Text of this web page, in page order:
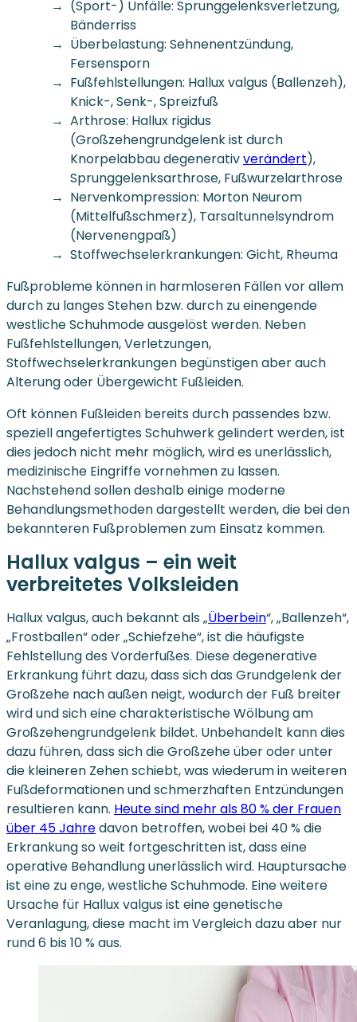
(Sport-) Unfälle: Sprunggelenksverletzung,
Bänderriss
Überbelastung: Sehnenentzündung,
Fersensporn
Fußfehlstellungen: Hallux valgus (Ballenzeh),
Knick-, Senk-, Spreizfuß
Arthrose: Hallux rigidus
(Großzehengrundgelenk ist durch
Knorpelabbau degenerativverändert),
Sprunggelenksarthrose, Fußwurzelarthrose
Nervenkompression: Morton Neurom
(Mittelfußschmerz), Tarsaltunnelsyndrom
(Nervenengpaß)
Stoffwechselerkrankungen: Gicht, Rheuma
Fußprobleme können in harmloseren Fällen vor allem
durch zu langes Stehen bzw. durch zu einengende
westliche Schuhmode ausgelöst werden. Neben
Fußfehlstellungen, Verletzungen,
Stoffwechselerkrankungen begünstigen aber auch
Alterung oder Übergewicht Fußleiden.
Oft können Fußleiden bereits durch passendes bzw.
speziell angefertigtes Schuhwerk gelindert werden, ist
dies jedoch nicht mehr möglich, wird es unerlässlich,
medizinische Eingriffe vornehmen zu lassen.
Nachstehend sollen deshalb einige moderne
Behandlungsmethoden dargestellt werden, die bei den
bekannteren Fußproblemen zum Einsatz kommen.
Hallux valgus – ein weit
verbreitetes Volksleiden
Hallux valgus, auch bekannt als „Überbein“, „Ballenzeh“,
„Frostballen“ oder „Schiefzehe“, ist die häufigste
Fehlstellung des Vorderfußes. Diese degenerative
Erkrankung führt dazu, dass sich das Grundgelenk der
Großzehe nach außen neigt, wodurch der Fuß breiter
wird und sich eine charakteristische Wölbung am
Großzehengrundgelenk bildet. Unbehandelt kann dies
dazu führen, dass sich die Großzehe über oder unter
die kleineren Zehen schiebt, was wiederum in weiteren
Fußdeformationen und schmerzhaften Entzündungen
resultieren kann. Heute sind mehr als 80 % der Frauen
über 45 Jahredavon betroffen, wobei bei 40 % die
Erkrankung so weit fortgeschritten ist, dass eine
operative Behandlung unerlässlich wird. Hauptursache
ist eine zu enge, westliche Schuhmode. Eine weitere
Ursache für Hallux valgus ist eine genetische
Veranlagung, diese macht im Vergleich dazu aber nur
rund 6 bis 10 % aus.